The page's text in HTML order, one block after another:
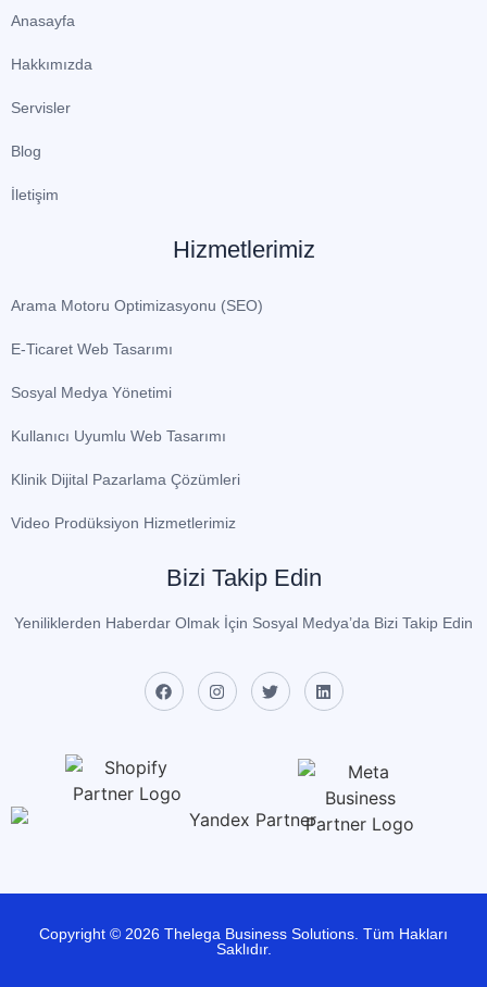
Anasayfa
Hakkımızda
Servisler
Blog
İletişim
Hizmetlerimiz
Arama Motoru Optimizasyonu (SEO)
E-Ticaret Web Tasarımı
Sosyal Medya Yönetimi
Kullanıcı Uyumlu Web Tasarımı
Klinik Dijital Pazarlama Çözümleri
Video Prodüksiyon Hizmetlerimiz
Bizi Takip Edin
Yeniliklerden Haberdar Olmak İçin Sosyal Medya’da Bizi Takip Edin
Copyright © 2026 Thelega Business Solutions. Tüm Hakları
Saklıdır.